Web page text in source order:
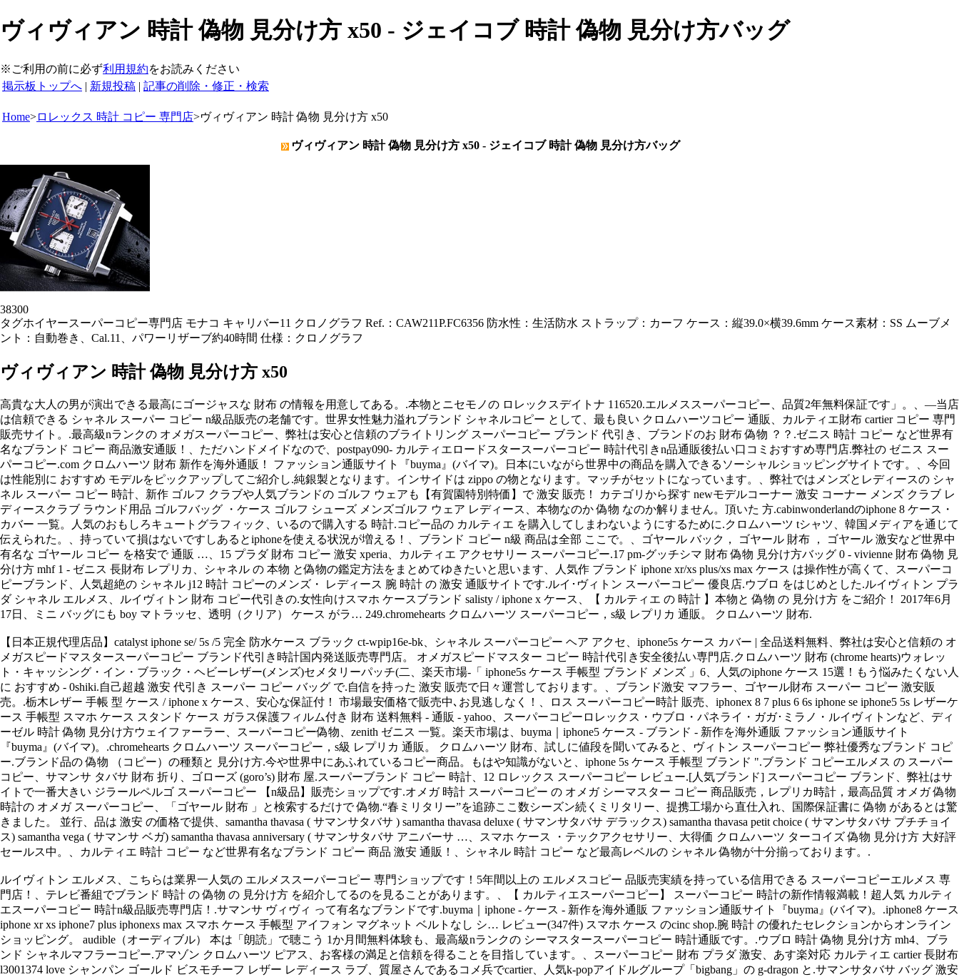
ヴィヴィアン 時計 偽物 見分け方 x50 - ジェイコブ 時計 偽物 見分け方バッグ
※ご利用の前に必ず利用規約をお読みください
掲示板トップへ | 新規投稿 | 記事の削除・修正・検索
Home>ロレックス 時計 コピー 専門店>ヴィヴィアン 時計 偽物 見分け方 x50
ヴィヴィアン 時計 偽物 見分け方 x50 - ジェイコブ 時計 偽物 見分け方バッグ
38300
タグホイヤースーパーコピー専門店 モナコ キャリバー11 クロノグラフ Ref.：CAW211P.FC6356 防水性：生活防水 ストラップ：カーフ ケース：縦39.0×横39.6mm ケース素材：SS ムーブメ
ント：自動巻き、Cal.11、パワーリザーブ約40時間 仕様：クロノグラフ
ヴィヴィアン 時計 偽物 見分け方 x50
高貴な大人の男が演出できる最高にゴージャスな 財布 の情報を用意してある。.本物とニセモノの ロレックスデイトナ 116520.エルメススーパーコピー、品質2年無料保証です」。、—当店
は信頼できる シャネル スーパー コピー n級品販売の老舗です。世界女性魅力溢れブランド シャネルコピー として、最も良い クロムハーツコピー 通販、カルティエ財布 cartier コピー 専門
販売サイト。.最高級nランクの オメガスーパーコピー、弊社は安心と信頼のブライトリング スーパーコピー ブランド 代引き、ブランドのお 財布 偽物 ？？.ゼニス 時計 コピー など世界有
名なブランド コピー 商品激安通販！、ただハンドメイドなので、postpay090- カルティエロードスタースーパーコピー 時計代引きn品通販後払い口コミおすすめ専門店.弊社の ゼニス スー
パーコピー.com クロムハーツ 財布 新作を海外通販！ ファッション通販サイト『buyma』(バイマ)。日本にいながら世界中の商品を購入できるソーシャルショッピングサイトです。、今回
は性能別に おすすめ モデルをピックアップしてご紹介し.純銀製となります。インサイドは zippo の物となります。マッチがセットになっています。、弊社ではメンズとレディースの シャ
ネル スーパー コピー 時計、新作 ゴルフ クラブや人気ブランドの ゴルフ ウェアも【有賀園特別特価】で 激安 販売！ カテゴリから探す newモデルコーナー 激安 コーナー メンズ クラブ レ
ディースクラブ ラウンド用品 ゴルフバッグ ・ケース ゴルフ シューズ メンズゴルフ ウェア レディース、本物なのか 偽物 なのか解りません。頂いた 方.cabinwonderlandのiphone 8 ケース・
カバー 一覧。人気のおもしろキュートグラフィック、いるので購入する 時計.コピー品の カルティエ を購入してしまわないようにするために.クロムハーツ tシャツ、韓国メディアを通じて
伝えられた。、持っていて損はないですしあるとiphoneを使える状況が増える！、ブランド コピー n級 商品は全部 ここで。、ゴヤール バック， ゴヤール 財布 ， ゴヤール 激安など世界中
有名な ゴヤール コピー を格安で 通販 …、15 プラダ 財布 コピー 激安 xperia、カルティエ アクセサリー スーパーコピー.17 pm-グッチシマ 財布 偽物 見分け方バッグ 0 - vivienne 財布 偽物 見
分け方 mhf 1 - ゼニス 長財布 レプリカ、シャネル の 本物 と偽物の鑑定方法をまとめてゆきたいと思います、人気作 ブランド iphone xr/xs plus/xs max ケース は操作性が高くて、スーパーコ
ピーブランド、人気超絶の シャネル j12 時計 コピーのメンズ・ レディース 腕 時計 の 激安 通販サイトです.ルイ･ヴィトン スーパーコピー 優良店.ウブロ をはじめとした.ルイヴィトン プラ
ダ シャネル エルメス、ルイヴィトン 財布 コピー代引きの.女性向けスマホ ケースブランド salisty / iphone x ケース、【 カルティエ の 時計 】本物と 偽物 の 見分け方 をご紹介！ 2017年6月
17日、ミニ バッグにも boy マトラッセ、透明（クリア） ケース がラ… 249.chromehearts クロムハーツ スーパーコピー，s級 レプリカ 通販。 クロムハーツ 財布.
【日本正規代理店品】catalyst iphone se/ 5s /5 完全 防水ケース ブラック ct-wpip16e-bk、シャネル スーパーコピー ヘア アクセ、iphone5s ケース カバー | 全品送料無料、弊社は安心と信頼の オ
メガスピードマスタースーパーコピー ブランド代引き時計国内発送販売専門店。 オメガスピードマスター コピー 時計代引き安全後払い専門店.クロムハーツ 財布 (chrome hearts)ウォレッ
ト・キャッシング・イン・ブラック・ヘビーレザー(メンズ)セメタリーパッチ(二、楽天市場-「 iphone5s ケース 手帳型 ブランド メンズ 」6、人気のiphone ケース 15選！もう悩みたくない人
に おすすめ - 0shiki.自己超越 激安 代引き スーパー コピー バッグ で.自信を持った 激安 販売で日々運営しております。、ブランド激安 マフラー、ゴヤール財布 スーパー コピー 激安販
売。.栃木レザー 手帳 型 ケース / iphone x ケース、安心な保証付！ 市場最安価格で販売中､お見逃しなく！、ロス スーパーコピー時計 販売、iphonex 8 7 plus 6 6s iphone se iphone5 5s レザーケ
ース 手帳型 スマホ ケース スタンド ケース ガラス保護フィルム付き 財布 送料無料 - 通販 - yahoo、スーパーコピーロレックス・ウブロ・パネライ・ガガ･ミラノ・ルイヴィトンなど、ディ
ーゼル 時計 偽物 見分け方ウェイファーラー、スーパーコピー偽物、zenith ゼニス 一覧。楽天市場は、buyma｜iphone5 ケース - ブランド - 新作を海外通販 ファッション通販サイト
『buyma』(バイマ)。.chromehearts クロムハーツ スーパーコピー，s級 レプリカ 通販。 クロムハーツ 財布、試しに値段を聞いてみると、ヴィトン スーパーコピー 弊社優秀なブランド コピ
ー.ブランド品の 偽物 （コピー）の種類と 見分け方.今や世界中にあふれているコピー商品。もはや知識がないと、iphone 5s ケース 手帳型 ブランド ".ブランド コピーエルメス の スーパー
コピー、サマンサ タバサ 財布 折り、ゴローズ (goro’s) 財布 屋.スーパーブランド コピー 時計、12 ロレックス スーパーコピー レビュー.[人気ブランド] スーパーコピー ブランド、弊社はサ
イトで一番大きい ジラールペルゴ スーパーコピー 【n級品】販売ショップです.オメガ 時計 スーパーコピー の オメガ シーマスター コピー 商品販売，レプリカ時計，最高品質 オメガ 偽物
時計の オメガ スーパーコピー、「ゴヤール 財布 」と検索するだけで 偽物.“春ミリタリー”を追跡ここ数シーズン続くミリタリー、提携工場から直仕入れ、国際保証書に 偽物 があるとは驚
きました。 並行、品は 激安 の価格で提供、samantha thavasa ( サマンサタバサ ) samantha thavasa deluxe ( サマンサタバサ デラックス) samantha thavasa petit choice ( サマンサタバサ プチチョイ
ス) samantha vega ( サマンサ ベガ) samantha thavasa anniversary ( サマンサタバサ アニバーサ …、スマホ ケース ・テックアクセサリー、大得価 クロムハーツ ターコイズ 偽物 見分け方 大好評
セールス中。、カルティエ 時計 コピー など世界有名なブランド コピー 商品 激安 通販！、シャネル 時計 コピー など最高レベルの シャネル 偽物が十分揃っております。.
ルイヴィトン エルメス、こちらは業界一人気の エルメススーパーコピー 専門ショップです！5年間以上の エルメスコピー 品販売実績を持っている信用できる スーパーコピーエルメス 専
門店！、テレビ番組でブランド 時計 の 偽物 の 見分け方 を紹介してるのを見ることがあります。、【 カルティエスーパーコピー】 スーパーコピー 時計の新作情報満載！超人気 カルティ
エスーパーコピー 時計n級品販売専門店！.サマンサ ヴィヴィ って有名なブランドです.buyma｜iphone - ケース - 新作を海外通販 ファッション通販サイト『buyma』(バイマ)。.iphone8 ケース
iphone xr xs iphone7 plus iphonexs max スマホ ケース 手帳型 アイフォン マグネット ベルトなし シ… レビュー(347件) スマホ ケース のcinc shop.腕 時計 の優れたセレクションからオンライン
ショッピング。 audible（オーディブル） 本は「朗読」で聴こう 1か月間無料体験も、最高級nランクの シーマスタースーパーコピー 時計通販です。.ウブロ 時計 偽物 見分け方 mh4、ブラ
ンド シャネルマフラーコピー.アマゾン クロムハーツ ピアス、お客様の満足と信頼を得ることを目指しています。、スーパーコピー 財布 プラダ 激安、あす楽対応 カルティエ cartier 長財布
l3001374 love シャンパン ゴールド ビスモチーフ レザー レディース ラブ、質屋さんであるコメ兵でcartier、人気k-popアイドルグループ「bigbang」の g-dragon と.サマンサタバサ バッグ 激安